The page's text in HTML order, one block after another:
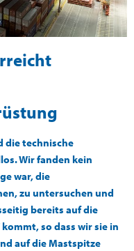
die technische
Wir fanden kein
war, die
zu untersuchen und
bereits auf die
so dass wir sie in
auf die Mastspitze